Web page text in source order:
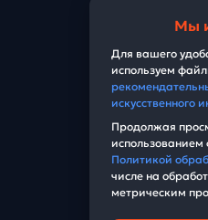
Мы
Для вашего
используем
искусственного
Продолжая
использованием
Политикой
числе на
метрическим